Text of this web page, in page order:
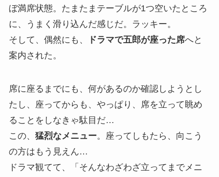
ぼ満席状態。たまたまテーブルが1つ空いたところ
に、うまく滑り込んだ感じだ。ラッキー。
そして、偶然にも、
ドラマで五郎が座った席へと
案内された。
席に座るまでにも、何があるのか確認しようとし
たし、座ってからも、やっぱり、席を立って眺め
ることをしなきゃ駄目だ…
この、 猛烈なメニュー。座ってしもたら、向こう
の方はもう見えん…
ドラマ観てて、「そんなわざわざ立ってまでメニ